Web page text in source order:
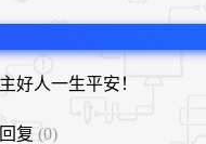
好人一生平安！
回复 (0)